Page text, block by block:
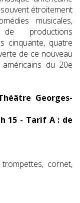
étroitement
musicales,
productions
cinquante, quatre
de ce nouveau
du 20e
Georges-
15 - Tarif A : de
cornet,